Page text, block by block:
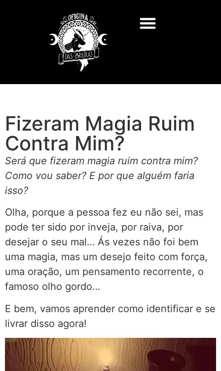
Fizeram Magia Ruim
Contra Mim?
Será que fizeram magia ruim contra mim?
Como vou saber? E por que alguém faria
isso?
Olha, porque a pessoa fez eu não sei, mas
pode ter sido por inveja, por raiva, por
desejar o seu mal… Ás vezes não foi bem
uma magia, mas um desejo feito com força,
uma oração, um pensamento recorrente, o
famoso olho gordo…
E bem, vamos aprender como identificar e se
livrar disso agora!